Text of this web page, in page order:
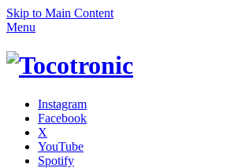
Skip to Main Content
Menu
Instagram
Facebook
X
YouTube
Spotify